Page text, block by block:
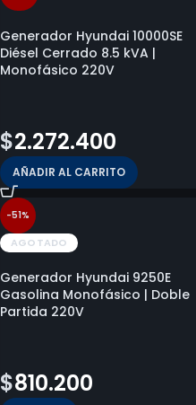
Generador Hyundai 10000SE
Diésel Cerrado 8.5 kVA |
Monofásico 220V
$2.272.400
AÑADIR AL CARRITO
-51%
AGOTADO
Generador Hyundai 9250E
Gasolina Monofásico | Doble
Partida 220V
$810.200